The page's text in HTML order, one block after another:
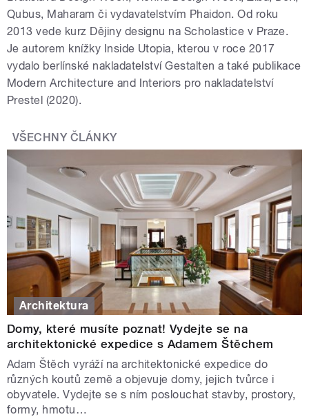
Qubus, Maharam či vydavatelstvím Phaidon. Od roku
2013 vede kurz Dějiny designu na Scholastice v Praze.
Je autorem knížky Inside Utopia, kterou v roce 2017
vydalo berlínské nakladatelství Gestalten a také publikace
Modern Architecture and Interiors pro nakladatelství
Prestel (2020).
VŠECHNY ČLÁNKY
Architektura
Domy, které musíte poznat! Vydejte se na
architektonické expedice s Adamem Štěchem
Adam Štěch vyráží na architektonické expedice do
různých koutů země a objevuje domy, jejich tvůrce i
obyvatele. Vydejte se s ním poslouchat stavby, prostory,
formy, hmotu…